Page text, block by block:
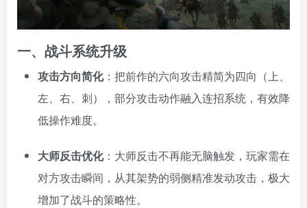
一、战斗系统升级
攻击方向简化：把前作的六向攻击精简为四向（上、
左、右、刺），部分攻击动作融入连招系统，有效降
低操作难度。
大师反击优化：大师反击不再能无脑触发，玩家需在
对方攻击瞬间，从其架势的弱侧精准发动攻击，极大
增加了战斗的策略性。